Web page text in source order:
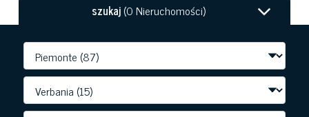
szukaj(0 Nieruchomości)